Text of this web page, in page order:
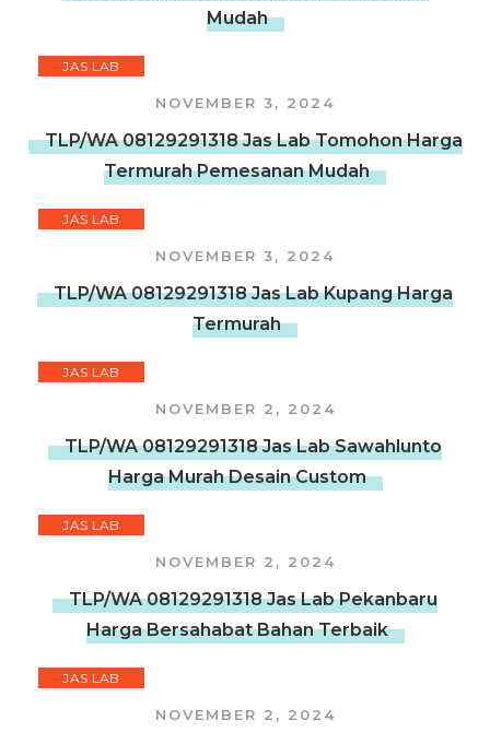
Mudah
JAS LAB
NOVEMBER 3, 2024
TLP/WA 08129291318 Jas Lab Tomohon Harga
Termurah Pemesanan Mudah
JAS LAB
NOVEMBER 3, 2024
TLP/WA 08129291318 Jas Lab Kupang Harga
Termurah
JAS LAB
NOVEMBER 2, 2024
TLP/WA 08129291318 Jas Lab Sawahlunto
Harga Murah Desain Custom
JAS LAB
NOVEMBER 2, 2024
TLP/WA 08129291318 Jas Lab Pekanbaru
Harga Bersahabat Bahan Terbaik
JAS LAB
NOVEMBER 2, 2024